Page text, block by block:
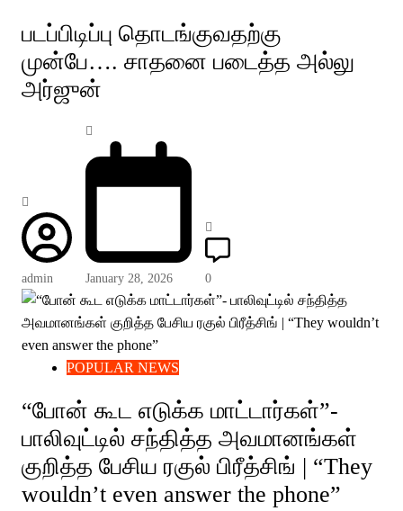
படப்பிடிப்பு தொடங்குவதற்கு
முன்பே…. சாதனை படைத்த அல்லு
அர்ஜுன்
admin January 28, 2026 0
POPULAR NEWS
“போன் கூட எடுக்க மாட்டார்கள்”-
பாலிவுட்டில் சந்தித்த அவமானங்கள்
குறித்த பேசிய ரகுல் பிரீத்சிங் | “They
wouldn’t even answer the phone”